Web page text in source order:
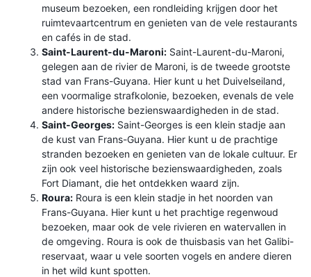
museum bezoeken, een rondleiding krijgen door het
ruimtevaartcentrum en genieten van de vele restaurants
en cafés in de stad.
Saint-Laurent-du-Maroni: Saint-Laurent-du-Maroni,
gelegen aan de rivier de Maroni, is de tweede grootste
stad van Frans-Guyana. Hier kunt u het Duivelseiland,
een voormalige strafkolonie, bezoeken, evenals de vele
andere historische bezienswaardigheden in de stad.
Saint-Georges: Saint-Georges is een klein stadje aan
de kust van Frans-Guyana. Hier kunt u de prachtige
stranden bezoeken en genieten van de lokale cultuur. Er
zijn ook veel historische bezienswaardigheden, zoals
Fort Diamant, die het ontdekken waard zijn.
Roura: Roura is een klein stadje in het noorden van
Frans-Guyana. Hier kunt u het prachtige regenwoud
bezoeken, maar ook de vele rivieren en watervallen in
de omgeving. Roura is ook de thuisbasis van het Galibi-
reservaat, waar u vele soorten vogels en andere dieren
in het wild kunt spotten.